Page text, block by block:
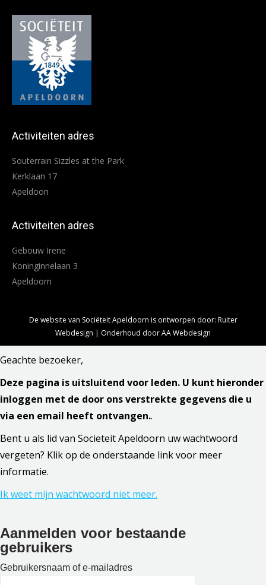
Activiteiten adres
Souterrain Sizzles at the Park
Kerklaan 17
Apeldoon
Activiteiten adres
Gebouw Irene
Koninginnelaan 3
Apeldoorn
De website van Sociëteit Apeldoorn is ontworpen door: Ruiter
Webdesign | Onderhoud doorAA Webdesign
Geachte bezoeker,
Deze pagina is uitsluitend voor leden. U kunt hieronder
inloggen met de door ons verstrekte gegevens die u
via een email heeft ontvangen..
Bent u als lid van Societeit Apeldoorn uw wachtwoord
vergeten? Klik op de onderstaande link voor meer
informatie.
Ik weet mijn wachtwoord niet meer.
Aanmelden voor bestaande
gebruikers
Gebruikersnaam of e-mailadres